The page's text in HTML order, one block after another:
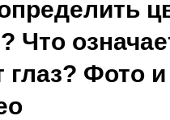
Что
глаз? Фото и